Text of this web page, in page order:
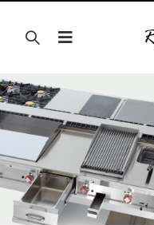
SERIE “PF” PROFESSIONAL
PROFESSIONALI
A PARTIRE DA14
ACQUISTA ORA